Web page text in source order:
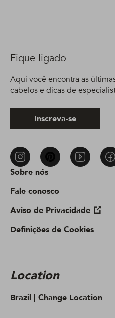
Sobre nós
Fale conosco
Aviso de Privacidade
Definições de Cookies
Location
Brazil | Change Location
Fique ligado
Aqui você encontra as
cabelos e dicas de
Inscreva-se